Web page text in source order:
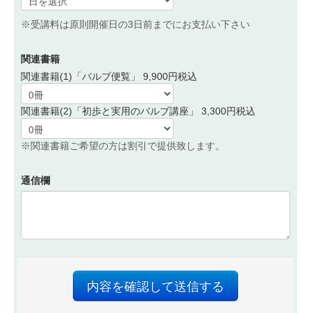
※受講料は原則開催日の3日前までにお支払い下さい
関連書籍
関連書籍(1)「バルブ便覧」 9,900円税込
関連書籍(2)「初歩と実用のバルブ講座」 3,300円税込
※関連書籍ご希望の方は割引で提供致します。
通信欄
内容を確認して送信する